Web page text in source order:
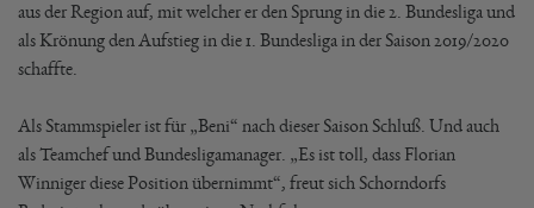
aus der Region auf, mit welcher er den Sprung in die 2. Bundesliga und
als Krönung den Aufstieg in die 1. Bundesliga in der Saison 2019/2020
schaffte.
Als Stammspieler ist für „Beni“ nach dieser Saison Schluß. Und auch
als Teamchef und Bundesligamanager. „Es ist toll, dass Florian
Winniger diese Position übernimmt“, freut sich Schorndorfs